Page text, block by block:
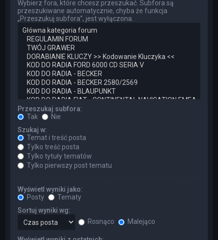
Wybierz fora, które chcesz przeszukać. Subfora są
przeszukiwane automatycznie, chyba że funkcja
„Przeszukuj subfora”, jest wyłączona.
Przeszukaj subfora:
Tak
Nie
Szukaj w:
Temat i treść posta
Tylko treść posta
Tylko tytuły tematów
Tylko pierwszy post tematu
Wyświetl wyniki jako:
Posty
Tematy
Sortuj wyniki wg:
Rosnąco
Malejąco